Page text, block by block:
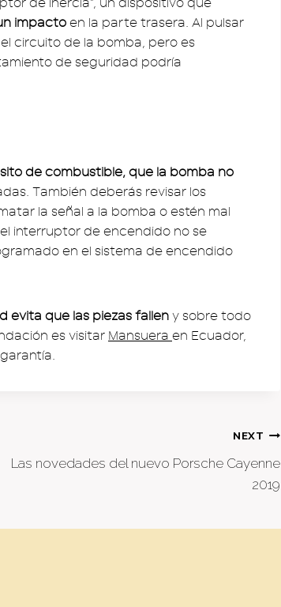
de inercia”, un dispositivo que
impacto en la parte trasera. Al pulsar
circuito de la bomba, pero es
de seguridad podría
de combustible, que la bomba no
También deberás revisar los
la señal a la bomba o estén mal
interruptor de encendido no se
en el sistema de encendido
evita que las piezas fallen y sobre todo
es visitar Mansuera en Ecuador,
NEXT
Las novedades del nuevo Porsche Cayenne
2019